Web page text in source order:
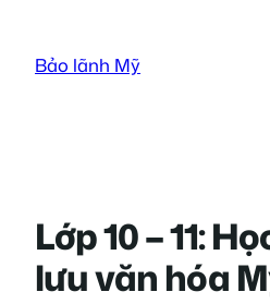
content
Bảo lãnh Mỹ
Lớp 10 – 11:
lưu văn hóa